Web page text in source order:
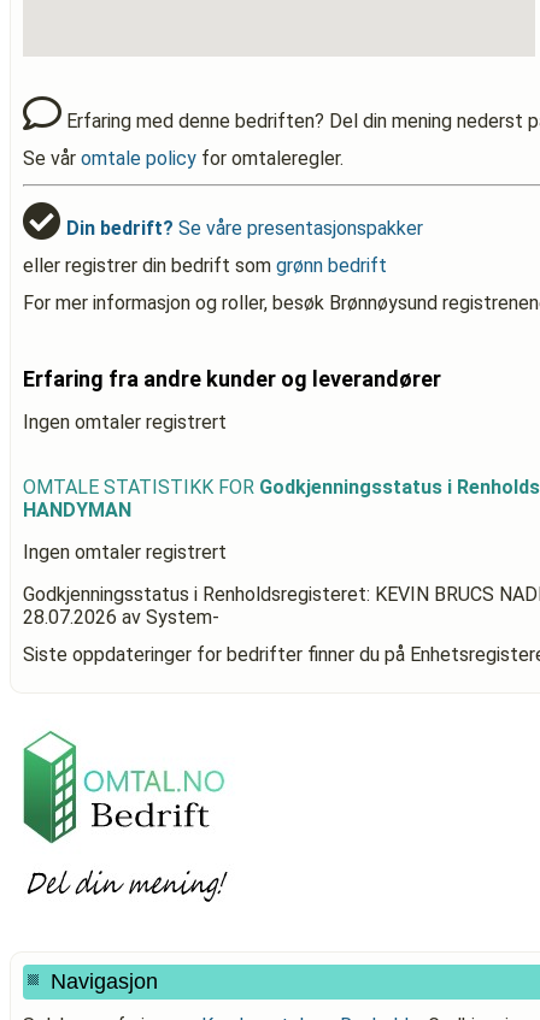
Erfaring med denne bedriften? Del din mening nederst
Se vår omtale policy for omtaleregler.
Din bedrift? Se våre presentasjonspakker
eller registrer din bedrift som grønn bedrift
For mer informasjon og roller, besøk Brønnøysund
Erfaring fra andre kunder og leverandører
Ingen omtaler registrert
OMTALE STATISTIKK FOR Godkjenningsstatus i
HANDYMAN
Ingen omtaler registrert
Godkjenningsstatus i Renholdsregisteret: KEVIN BRUCS
28.07.2026 av System-
Siste oppdateringer for bedrifter finner du på
Navigasjon